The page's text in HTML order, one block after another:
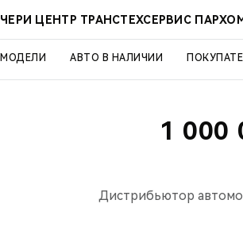
ЧЕРИ ЦЕНТР ТРАНСТЕХСЕРВИС
МОДЕЛИ АВТО В НАЛИЧИИ
1 000
Дистрибьютор